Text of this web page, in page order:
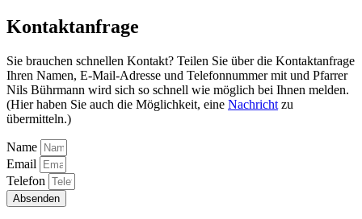
Kontaktanfrage
Sie brauchen schnellen Kontakt? Teilen Sie über die Kontaktanfrage
Ihren Namen, E-Mail-Adresse und Telefonnummer mit und Pfarrer
Nils Bührmann wird sich so schnell wie möglich bei Ihnen melden.
(Hier haben Sie auch die Möglichkeit, eine Nachricht zu
übermitteln.)
Name
Email
Telefon
Absenden